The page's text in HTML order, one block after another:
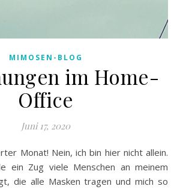
MIMOSEN-BLOG
im Home-
Office
Juni 17, 2020
ein Zug viele Menschen an meinem
die alle Masken tragen und mich so